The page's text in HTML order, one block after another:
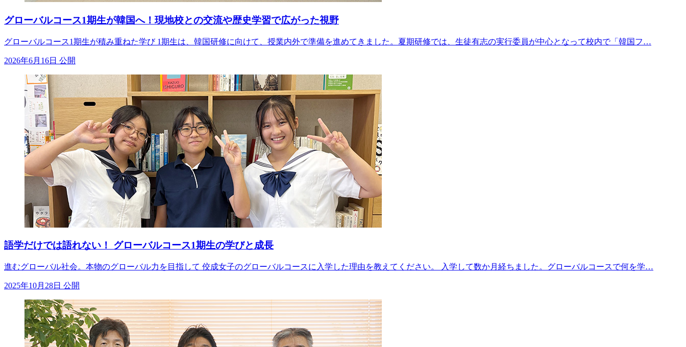
グローバルコース1期生が韓国へ！現地校との交流や歴史学習で広がった視野
グローバルコース1期生が積み重ねた学び 1期生は、韓国研修に向けて、授業内外で準備を進めてきました。夏期研修では、生徒有志の実行委員が中心となって校内で「韓国フ…
2026年6月16日 公開
語学だけでは語れない！ グローバルコース1期生の学びと成長
進むグローバル社会。本物のグローバル力を目指して 佼成女子のグローバルコースに入学した理由を教えてください。 入学して数か月経ちました。グローバルコースで何を学…
2025年10月28日 公開